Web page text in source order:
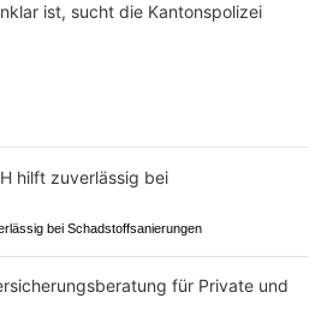
ist, sucht die Kantonspolizei
bei Schadstoffsanierungen